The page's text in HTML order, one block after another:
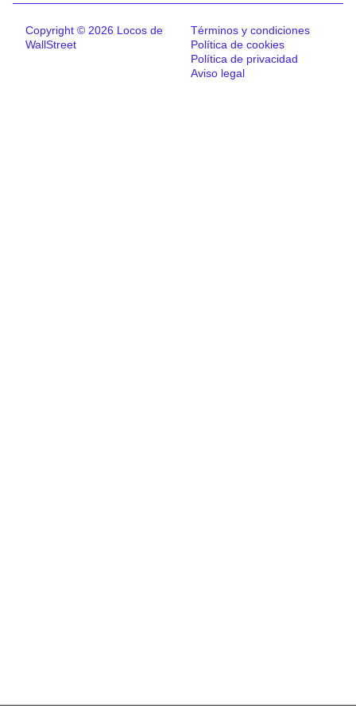
Copyright © 2026 Locos de
WallStreet
Términos y condiciones
Política de cookies
Política de privacidad
Aviso legal